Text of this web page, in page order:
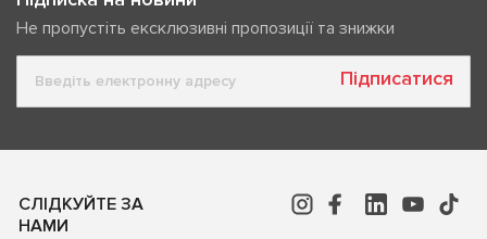
Не пропустіть ексклюзивні пропозиції та знижки
Підписатися
СЛІДКУЙТЕ ЗА
НАМИ